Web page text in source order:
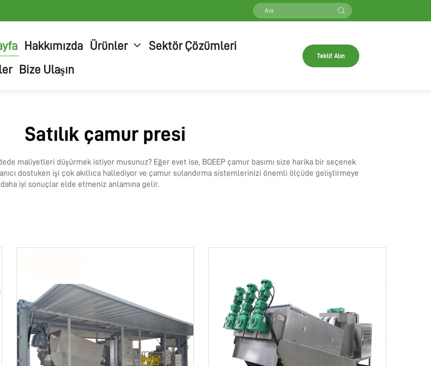
Hakkımızda Ürünler
Sektör Çözümleri
Bize Ulaşın
Teklif Alın
Satılık çamur presi
maliyetleri düşürmek istiyor musunuz? Eğer evet ise, BOEEP çamur basımı size harika bir seçenek
dostuken işi çok akıllıca hallediyor ve çamur sulandırma sistemlerinizi önemli ölçüde geliştirmeye
iyi sonuçlar elde etmeniz anlamına gelir.